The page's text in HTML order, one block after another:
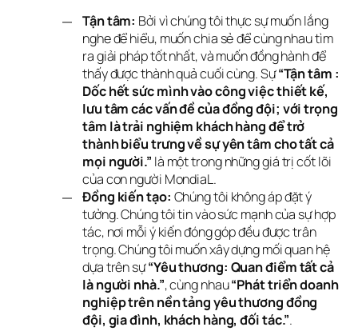
Tận tâm: Bởi vì chúng tôi thực sự muốn lắng
nghe để hiểu, muốn chia sẻ để cùng nhau tìm
ra giải pháp tốt nhất, và muốn đồng hành để
thấy được thành quả cuối cùng. Sự“Tận tâm :
Dốc hết sức mình vào công việc thiết kế,
lưu tâm các vấn đề của đồng đội; với trọng
tâm là trải nghiệm khách hàng để trở
thành biểu trưng về sự yên tâm cho tất cả
mọi người.” là một trong những giá trị cốt lõi
của con người MondiaL.
Đồng kiến tạo: Chúng tôi không áp đặt ý
tưởng. Chúng tôi tin vào sức mạnh của sự hợp
tác, nơi mỗi ý kiến đóng góp đều được trân
trọng. Chúng tôi muốn xây dựng mối quan hệ
dựa trên sự“Yêu thương: Quan điểm tất cả
là người nhà.”, cùng nhau“Phát triển doanh
nghiệp trên nền tảng yêu thương đồng
đội, gia đình, khách hàng, đối tác.”.